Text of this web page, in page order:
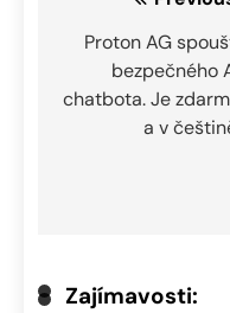
pro
příspěvek
Proton AG
bezpečného
chatbota. Je
a v
Zajímavosti: